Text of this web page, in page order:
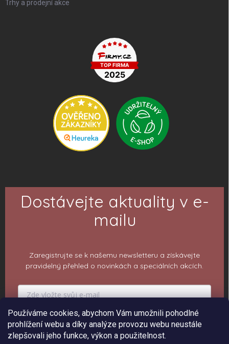
Používáme cookies, abychom Vám umožnili pohodlné
prohlížení webu a díky analýze provozu webu neustále
zlepšovali jeho funkce, výkon a použitelnost.
Trhy a prodejní akce
Dostávejte aktuality v e-
mailu
Zaregistrujte se k našemu newsletteru a získávejte
pravidelný přehled o novinkách a speciálních akcích.
PŘIHLÁSIT K ODBĚRU